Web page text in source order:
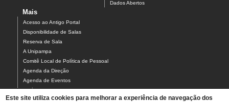
Dados Abertos
Mais
Acesso ao Antigo Portal
Disponibilidade de Salas
Reserva de Sala
A Unipampa
Comitê Local de Política de Pessoal
Agenda da Direção
Agenda de Eventos
Estágios
Relatório de Gestão
Este site utiliza cookies para melhorar a experiência de navegação dos